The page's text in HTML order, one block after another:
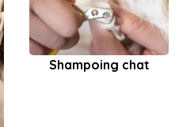
Shampoing chat